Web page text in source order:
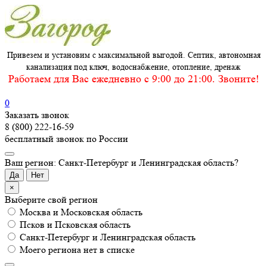
Привезем и установим с максимальной выгодой. Септик, автономная
канализация под ключ, водоснабжение, отопление, дренаж
Работаем для Вас ежедневно c 9:00 до 21:00. Звоните!
0
Заказать звонок
8 (800) 222-16-59
бесплатный звонок по России
Ваш регион: Санкт-Петербург и Ленинградская область?
Да
Нет
×
Выберите свой регион
Москва и Московская область
Псков и Псковская область
Санкт-Петербург и Ленинградская область
Моего региона нет в списке